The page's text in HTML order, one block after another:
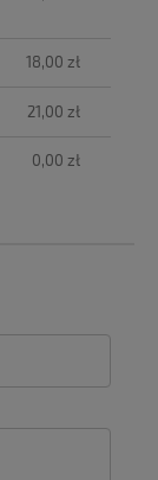
18,00 zł
21,00 zł
0,00 zł